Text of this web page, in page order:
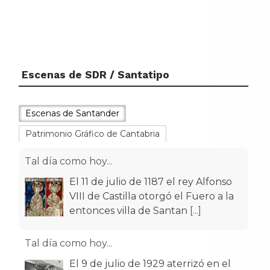
Escenas de SDR / Santatipo
Escenas de Santander
Patrimonio Gráfico de Cantabria
Tal día como hoy...
El 11 de julio de 1187 el rey Alfonso
VIII de Castilla otorgó el Fuero a la
entonces villa de Santan [...]
Tal día como hoy...
El 9 de julio de 1929 aterrizó en el